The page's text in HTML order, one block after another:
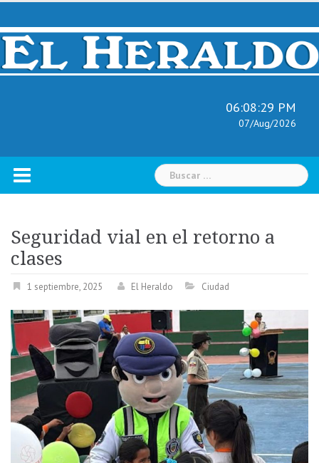
Skip
content
06:08:30 PM
07/Aug/2026
Buscar:
Seguridad vial en el retorno a
clases
1 septiembre, 2025 El Heraldo Ciudad